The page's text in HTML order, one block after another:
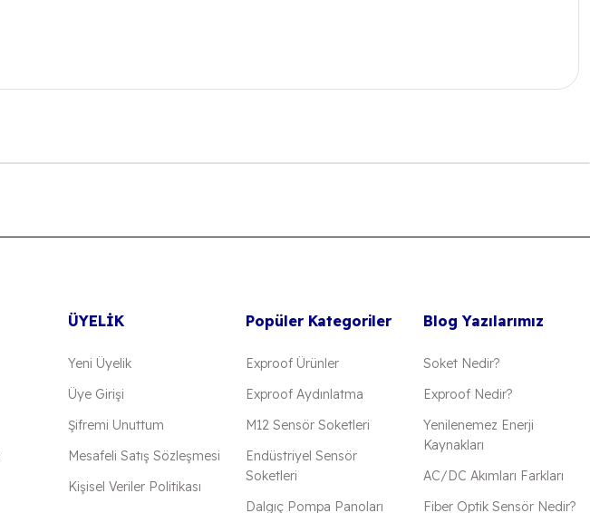
ÜYELİK
Yeni Üyelik
Üye Girişi
Şifremi Unuttum
Mesafeli Satış Sözleşmesi
Kişisel Veriler Politikası
Popüler Kategoriler
Exproof Ürünler
Exproof Aydınlatma
M12 Sensör Soketleri
Endüstriyel Sensör
Soketleri
Dalgıç Pompa Panoları
Blog Yazılarımız
Soket Nedir?
Exproof Nedir?
Yenilenemez Enerji
Kaynakları
AC/DC Akımları Farkları
Fiber Optik Sensör Nedir?